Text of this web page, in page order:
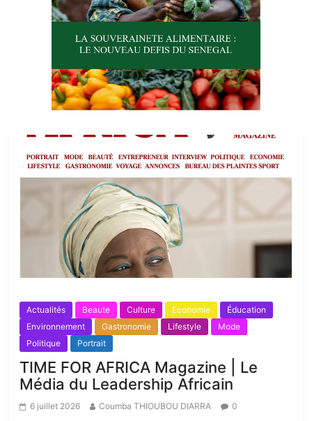
Actualités Beaute Culture Economie
Éducation
Environnement
Gastronomie Lifestyle
Mode
Politique
Portrait
TIME FOR AFRICA Magazine | Le
Média du Leadership Africain
6 juillet 2026 Coumba THIOUBOU DIARRA 0